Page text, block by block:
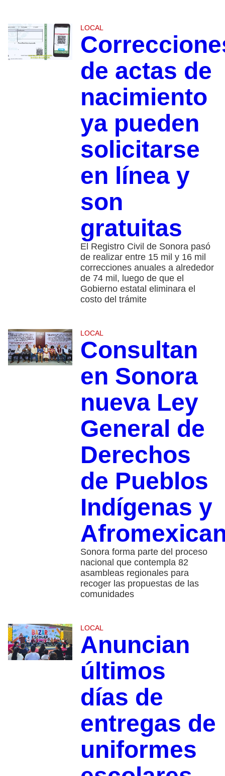
LOCAL
de actas de
nacimiento
ya pueden
solicitarse
en línea y
son
gratuitas
El Registro Civil de Sonora pasó
de realizar entre 15 mil y 16 mil
correcciones anuales a alrededor
de 74 mil, luego de que el
Gobierno estatal eliminara el
costo del trámite
LOCAL
Consultan
en Sonora
nueva Ley
General de
Derechos
de Pueblos
Indígenas y
Sonora forma parte del proceso
nacional que contempla 82
asambleas regionales para
recoger las propuestas de las
comunidades
LOCAL
Anuncian
últimos
días de
entregas de
uniformes